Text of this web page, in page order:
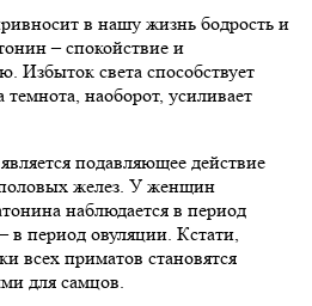
в нашу жизнь бодрость и
– спокойствие и
Избыток света способствует
наоборот, усиливает
подавляющее действие
желез. У женщин
наблюдается в период
период овуляции. Кстати,
всех приматов становятся
для самцов.